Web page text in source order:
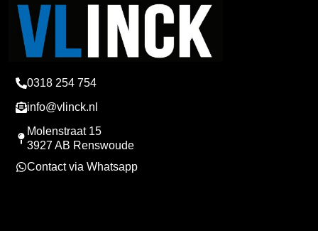
0318 254 754
info@vlinck.nl
Molenstraat 15
3927 AB Renswoude
Contact via Whatsapp